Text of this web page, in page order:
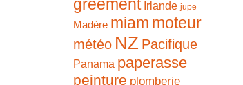
gréement Irlande jupe
Madère miam moteur
météo NZ Pacifique
Panama paperasse
peinture plomberie